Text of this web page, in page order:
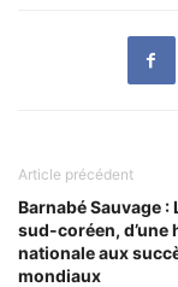
Article précédent
Barnabé Sauvage :
sud-coréen, d’une
nationale aux
mondiaux